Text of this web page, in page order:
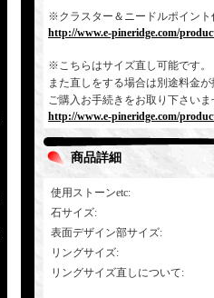
※クラスター＆ニードルポイン
http://www.e-pineridge.com/
※こちらはサイズ直し可能です
また直しをする場合は別途料金
ご購入お手続きをお取り下さいま
http://www.e-pineridge.com/
商品詳細
使用ストーンetc:
石サイズ:
表面デザイン部サイズ:
リングサイズ:
リングサイズ直しについて: